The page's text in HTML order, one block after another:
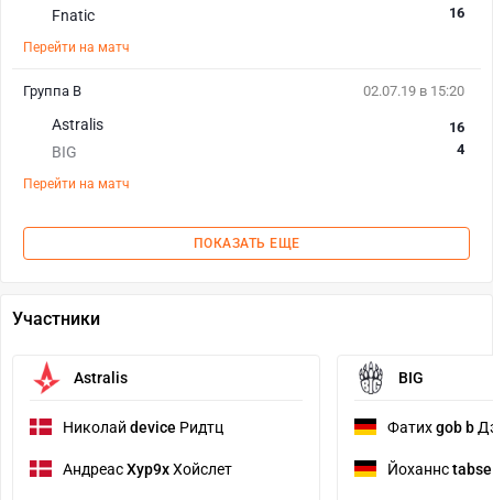
Fnatic
16
Перейти на матч
02.07.19 в 15:20
Astralis
BIG
16
4
Перейти на матч
Группа B
ПОКАЗАТЬ ЕЩЕ
Участники
Astralis
Николай device Ридтц
АндреасXyp9xХойслет
BIG
Фатихgob b
Йоханнс